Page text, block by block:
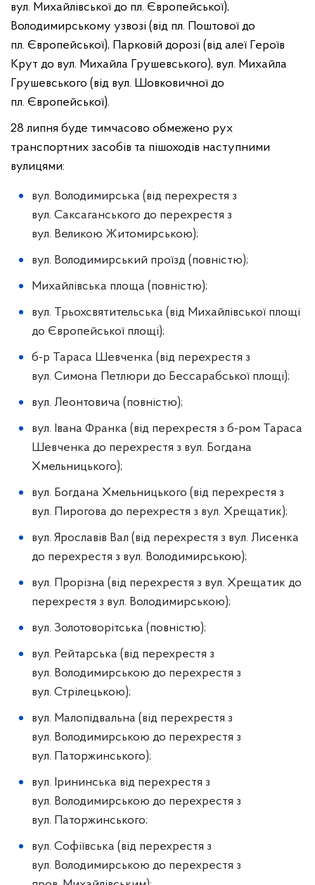
вул. Михайлівської до пл. Європейської),
Володимирському узвозі (від пл. Поштової до
пл. Європейської), Парковій дорозі (від алеї Героїв
Крут до вул. Михайла Грушевського), вул. Михайла
Грушевського (від вул. Шовковичної до
пл. Європейської).
28 липня буде тимчасово обмежено рух
транспортних засобів та пішоходів наступними
вулицями:
вул. Володимирська (від перехрестя з
вул. Саксаганського до перехрестя з
вул. Великою Житомирською);
вул. Володимирський проїзд (повністю);
Михайлівська площа (повністю);
вул. Трьохсвятительська (від Михайлівської площі
до Європейської площі);
б-р Тараса Шевченка (від перехрестя з
вул. Симона Петлюри до Бессарабської площі);
вул. Леонтовича (повністю);
вул. Івана Франка (від перехрестя з б-ром Тараса
Шевченка до перехрестя з вул. Богдана
Хмельницького);
вул. Богдана Хмельницького (від перехрестя з
вул. Пирогова до перехрестя з вул. Хрещатик);
вул. Ярославів Вал (від перехрестя з вул. Лисенка
до перехрестя з вул. Володимирською);
вул. Прорізна (від перехрестя з вул. Хрещатик до
перехрестя з вул. Володимирською);
вул. Золотоворітська (повністю);
вул. Рейтарська (від перехрестя з
вул. Володимирською до перехрестя з
вул. Стрілецькою);
вул. Малопідвальна (від перехрестя з
вул. Володимирською до перехрестя з
вул. Паторжинського);
вул. Ірининська від перехрестя з
вул. Володимирською до перехрестя з
вул. Паторжинського;
вул. Софіївська (від перехрестя з
вул. Володимирською до перехрестя з